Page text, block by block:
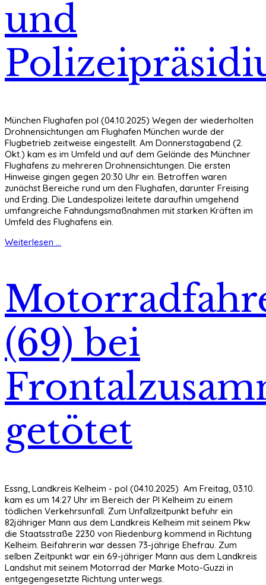
und
München Flughafen pol (04.10.2025) Wegen der wiederholten
Drohnensichtungen am Flughafen München wurde der
Flugbetrieb zeitweise eingestellt. Am Donnerstagabend (2.
Okt.) kam es im Umfeld und auf dem Gelände des Münchner
Flughafens zu mehreren Drohnensichtungen. Die ersten
Hinweise gingen gegen 20:30 Uhr ein. Betroffen waren
zunächst Bereiche rund um den Flughafen, darunter Freising
und Erding. Die Landespolizei leitete daraufhin umgehend
umfangreiche Fahndungsmaßnahmen mit starken Kräften im
Umfeld des Flughafens ein.
Weiterlesen ...
(69) bei
getötet
Essng, Landkreis Kelheim - pol (04.10.2025) Am Freitag, 03.10.
kam es um 14:27 Uhr im Bereich der PI Kelheim zu einem
tödlichen Verkehrsunfall. Zum Unfallzeitpunkt befuhr ein
82jähriger Mann aus dem Landkreis Kelheim mit seinem Pkw
die Staatsstraße 2230 von Riedenburg kommend in Richtung
Kelheim. Beifahrerin war dessen 73-jährige Ehefrau. Zum
selben Zeitpunkt war ein 69-jähriger Mann aus dem Landkreis
Landshut mit seinem Motorrad der Marke Moto-Guzzi in
entgegengesetzte Richtung unterwegs.